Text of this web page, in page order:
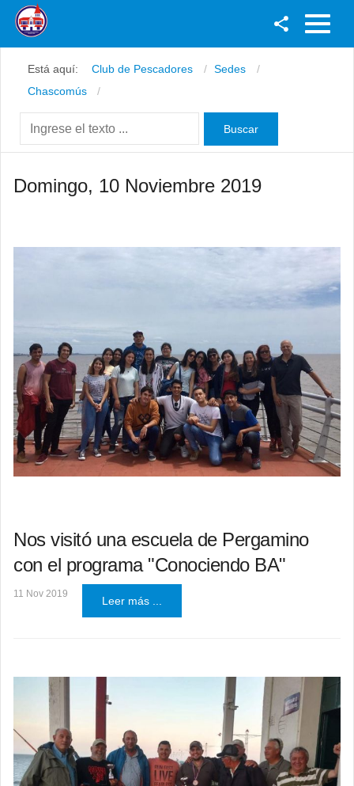
Youtube
Instagram
Está aquí: Club de Pescadores
Sedes
Chascomús
Domingo, 10 Noviembre 2019
Nos visitó una escuela de Pergamino
con el programa "Conociendo BA"
11 Nov 2019
Leer más ...